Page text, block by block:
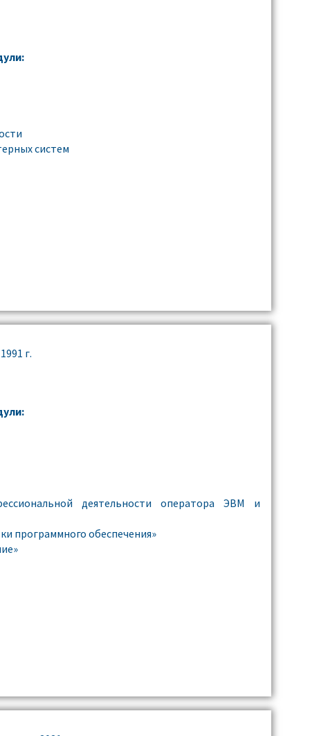
систем
г.
деятельности оператора ЭВМ и
программного обеспечения»